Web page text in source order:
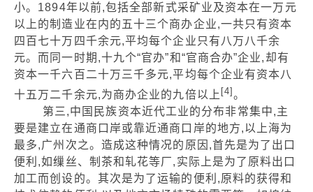
小。1894年以前,包括全部新式采矿业及资本在一万元
以上的制造业在内的五十三个商办企业,一共只有资本
四百七十万四千余元,平均每个企业只有八万八千余
元。而同一时期,十九个“官办”和“官商合办”企业,却有
资本一千六百二十万三千多元,平均每个企业有资本八
十五万二千余元,为商办企业的九倍以上 [4] 。
第三,中国民族资本近代工业的分布非常集中,主
要是建立在通商口岸或靠近通商口岸的地方,以上海为
最多,广州次之。造成这种情况的原因,首先是为了出口
便利,如缫丝、制茶和轧花等厂,实际上是为了原料出口
加工而创设的。其次是为了运输的便利,原料的获得和